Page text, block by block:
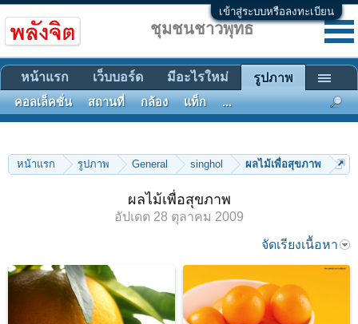
เข้าสู่ระบบหรือลงทะเบียน
หน้าแรก รูปภาพ General singhol ผลไม้เพื่อสุขภาพ
ผลไม้เพื่อสุขภาพ
อัปเดต 28 ตุลาคม 2009
จัดเรียงเนื้อหา
ชุมชนชาวพุทธ
หน้าแรก เว็บบอร์ด มีอะไรใหม่ รูปภาพ
คอลเล็คชั่น สถานที่ กล้อง แท็ก ...